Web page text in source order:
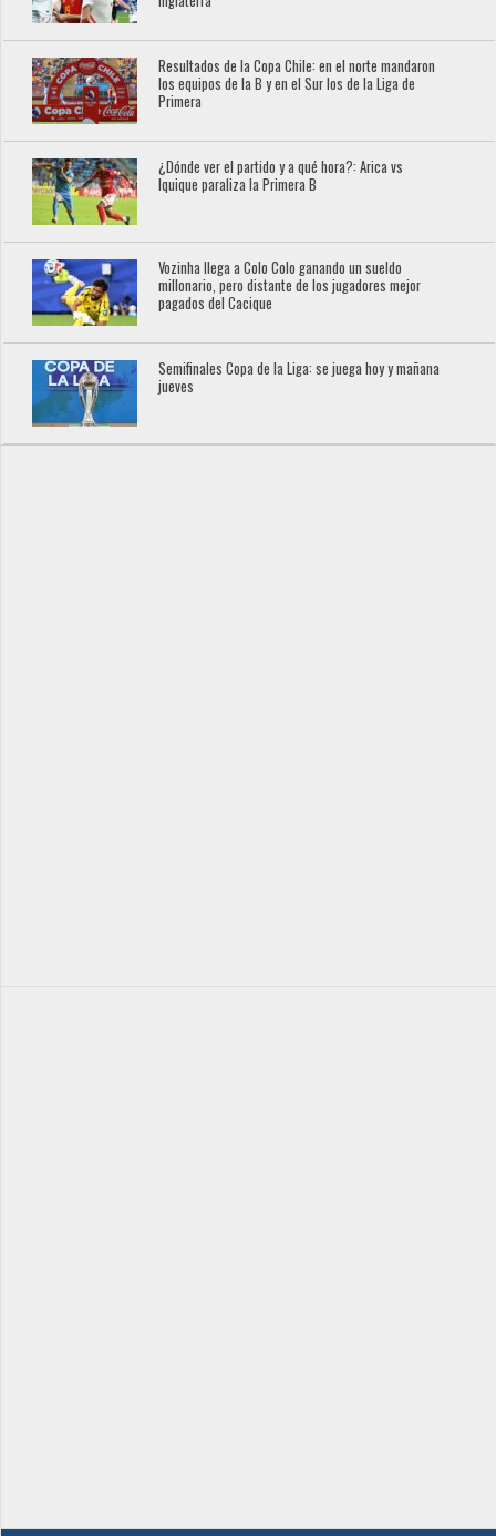
Resultados de la Copa Chile: en el norte mandaron
los equipos de la B y en el Sur los de la Liga de
Primera
¿Dónde ver el partido y a qué hora?: Arica vs
Iquique paraliza la Primera B
Vozinha llega a Colo Colo ganando un sueldo
millonario, pero distante de los jugadores mejor
pagados del Cacique
Semifinales Copa de la Liga: se juega hoy y mañana
jueves